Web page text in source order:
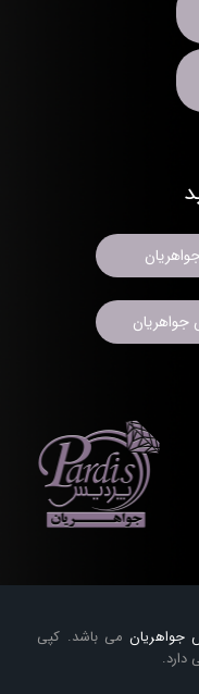
می باشد. کپی
دارد.